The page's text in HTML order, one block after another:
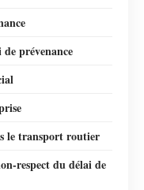
prévenance
le transport routier
respect du délai de